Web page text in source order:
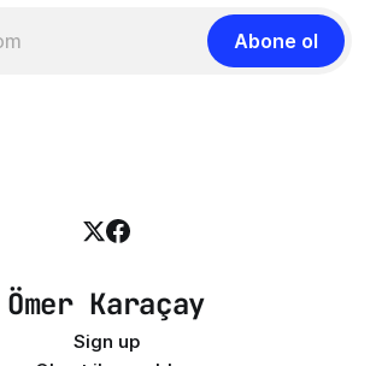
Abone ol
Ömer Karaçay
Sign up